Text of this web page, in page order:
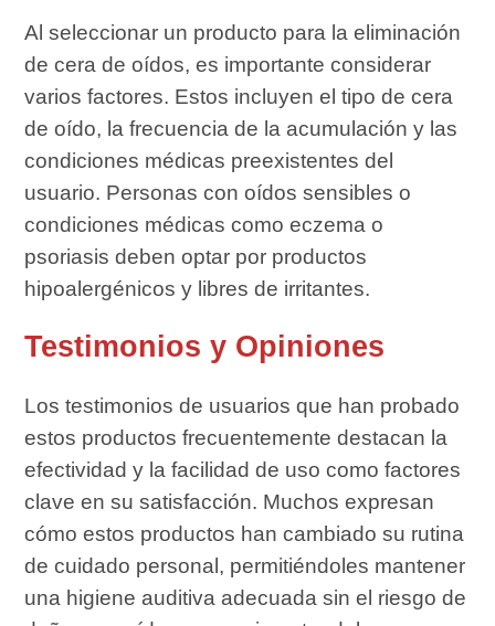
Al seleccionar un producto para la eliminación
de cera de oídos, es importante considerar
varios factores. Estos incluyen el tipo de cera
de oído, la frecuencia de la acumulación y las
condiciones médicas preexistentes del
usuario. Personas con oídos sensibles o
condiciones médicas como eczema o
psoriasis deben optar por productos
hipoalergénicos y libres de irritantes.
Testimonios y Opiniones
Los testimonios de usuarios que han probado
estos productos frecuentemente destacan la
efectividad y la facilidad de uso como factores
clave en su satisfacción. Muchos expresan
cómo estos productos han cambiado su rutina
de cuidado personal, permitiéndoles mantener
una higiene auditiva adecuada sin el riesgo de